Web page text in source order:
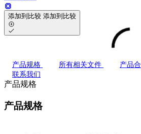
添加到比较 添加到比较
产品规格 所有相关文件 产品
联系我们
产品规格
产品规格